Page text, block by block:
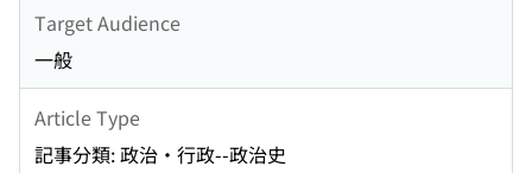
Target Audience
一般
Article Type
記事分類: 政治・行政--政治史